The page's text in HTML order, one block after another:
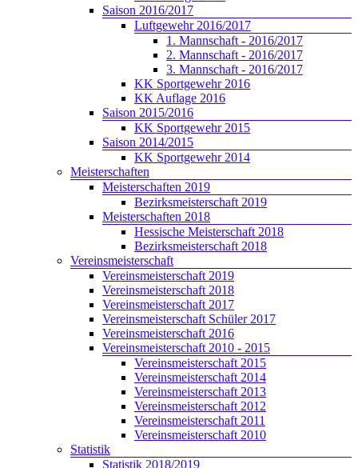
Saison 2016/2017
Luftgewehr 2016/2017
1. Mannschaft - 2016/2017
2. Mannschaft - 2016/2017
3. Mannschaft - 2016/2017
KK Sportgewehr 2016
KK Auflage 2016
Saison 2015/2016
KK Sportgewehr 2015
Saison 2014/2015
KK Sportgewehr 2014
Meisterschaften
Meisterschaften 2019
Bezirksmeisterschaft 2019
Meisterschaften 2018
Hessische Meisterschaft 2018
Bezirksmeisterschaft 2018
Vereinsmeisterschaft
Vereinsmeisterschaft 2019
Vereinsmeisterschaft 2018
Vereinsmeisterschaft 2017
Vereinsmeisterschaft Schüler 2017
Vereinsmeisterschaft 2016
Vereinsmeisterschaft 2010 - 2015
Vereinsmeisterschaft 2015
Vereinsmeisterschaft 2014
Vereinsmeisterschaft 2013
Vereinsmeisterschaft 2012
Vereinsmeisterschaft 2011
Vereinsmeisterschaft 2010
Statistik
Statistik 2018/2019